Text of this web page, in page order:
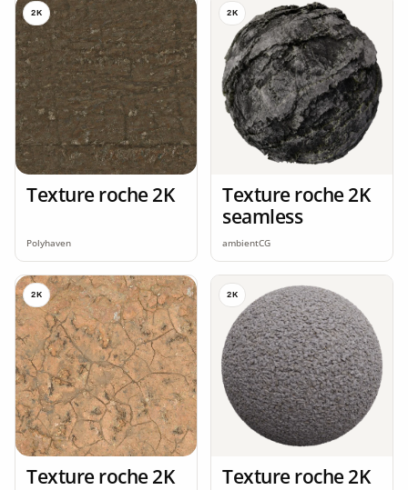
2K
Texture roche 2K
Polyhaven
2K
Texture roche 2K
seamless
ambientCG
2K
Texture roche 2K
2K
Texture roche 2K